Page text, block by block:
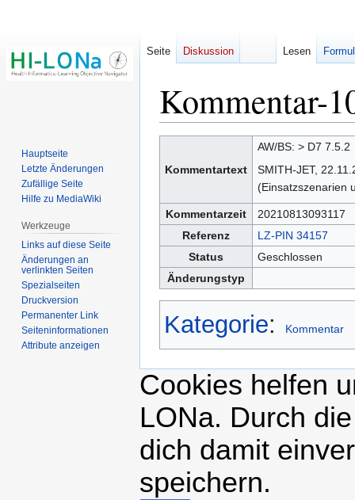
Kommentar-
Kommentartext
AW/BS: > D7 7.5.2
SMITH-JET,
(Einsatzszenarien
Kommentarzeit
20210813093117
Referenz
LZ-PIN 34157
Status
Geschlossen
Änderungstyp
Kategorie: Kommentar
Cookies helfen
LONa. Durch
dich damit
speichern.
Seite Diskussion Lesen
Hauptseite
Letzte Änderungen
Zufällige Seite
Hilfe zu MediaWiki
Werkzeuge
Links auf diese Seite
Änderungen an
verlinkten Seiten
Spezialseiten
Druckversion
Permanenter Link
Seiten­­informationen
Attribute anzeigen